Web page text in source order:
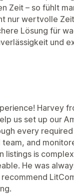
Zeit – so fühlt
nur wertvolle
Lösung für
und
Harvey
us set up our
every
and
listings is
He was